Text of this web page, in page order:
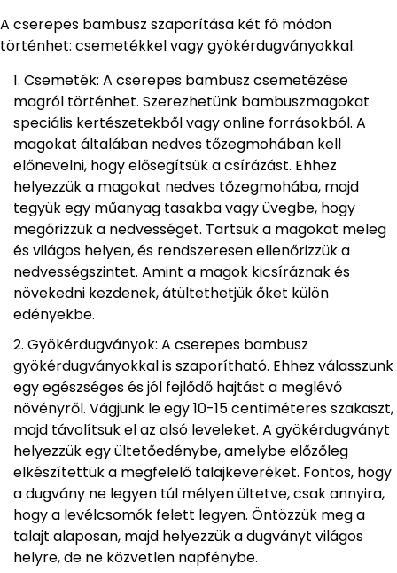
A cserepes bambusz szaporítása két fő módon
történhet: csemetékkel vagy gyökérdugványokkal.
Csemeték: A cserepes bambusz csemetézése
magról történhet. Szerezhetünk bambuszmagokat
speciális kertészetekből vagy online forrásokból. A
magokat általában nedves tőzegmohában kell
előnevelni, hogy elősegítsük a csírázást. Ehhez
helyezzük a magokat nedves tőzegmohába, majd
tegyük egy műanyag tasakba vagy üvegbe, hogy
megőrizzük a nedvességet. Tartsuk a magokat meleg
és világos helyen, és rendszeresen ellenőrizzük a
nedvességszintet. Amint a magok kicsíráznak és
növekedni kezdenek, átültethetjük őket külön
edényekbe.
Gyökérdugványok: A cserepes bambusz
gyökérdugványokkal is szaporítható. Ehhez válasszunk
egy egészséges és jól fejlődő hajtást a meglévő
növényről. Vágjunk le egy 10-15 centiméteres szakaszt,
majd távolítsuk el az alsó leveleket. A gyökérdugványt
helyezzük egy ültetőedénybe, amelybe előzőleg
elkészítettük a megfelelő talajkeveréket. Fontos, hogy
a dugvány ne legyen túl mélyen ültetve, csak annyira,
hogy a levélcsomók felett legyen. Öntözzük meg a
talajt alaposan, majd helyezzük a dugványt világos
helyre, de ne közvetlen napfénybe.